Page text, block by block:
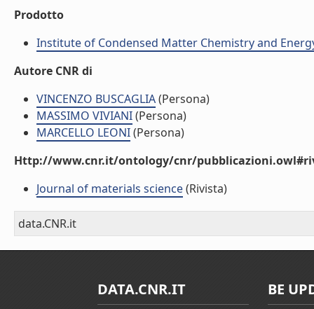
Prodotto
Institute of Condensed Matter Chemistry and
Autore CNR di
VINCENZO BUSCAGLIA(Persona)
MASSIMO VIVIANI(Persona)
MARCELLO LEONI(Persona)
Http://www.cnr.it/ontology/cnr/
Journal of materials science(Rivista)
data.CNR.it
DATA.CNR.IT BE